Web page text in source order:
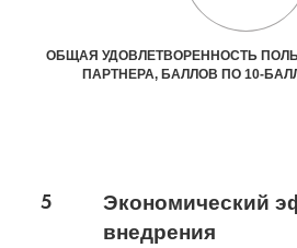
ОБЩАЯ УДОВЛЕТВОРЕННОСТЬ
ПАРТНЕРА, БАЛЛОВ ПО 10-
5
Экономический
внедрения